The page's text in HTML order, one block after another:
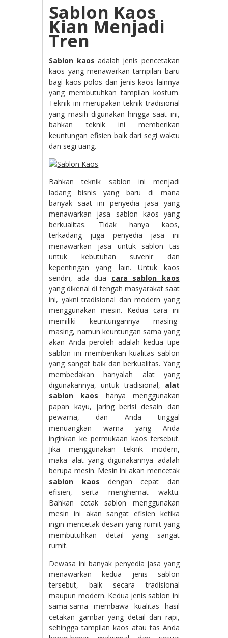
Sablon Kaos
Kian Menjadi
Tren
Sablon kaos adalah jenis pencetakan
kaos yang menawarkan tampilan baru
bagi kaos polos dan jenis kaos lainnya
yang membutuhkan tampilan kostum.
Teknik ini merupakan teknik tradisional
yang masih digunakan hingga saat ini,
bahkan teknik ini memberikan
keuntungan efisien baik dari segi waktu
dan segi uang.
Bahkan teknik sablon ini menjadi
ladang bisnis yang baru di mana
banyak saat ini penyedia jasa yang
menawarkan jasa sablon kaos yang
berkualitas. Tidak hanya kaos,
terkadang juga penyedia jasa ini
menawarkan jasa untuk sablon tas
untuk kebutuhan suvenir dan
kepentingan yang lain. Untuk kaos
sendiri, ada dua cara sablon kaos
yang dikenal di tengah masyarakat saat
ini, yakni tradisional dan modern yang
menggunakan mesin. Kedua cara ini
memiliki keuntungannya masing-
masing, namun keuntungan sama yang
akan Anda peroleh adalah kedua tipe
sablon ini memberikan kualitas sablon
yang sangat baik dan berkualitas. Yang
membedakan hanyalah alat yang
digunakannya, untuk tradisional, alat
sablon kaos hanya menggunakan
papan kayu, jaring berisi desain dan
pewarna, dan Anda tinggal
menuangkan warna yang Anda
inginkan ke permukaan kaos tersebut.
Jika menggunakan teknik modern,
maka alat yang digunakannya adalah
berupa mesin. Mesin ini akan mencetak
sablon kaos dengan cepat dan
efisien, serta menghemat waktu.
Bahkan cetak sablon menggunakan
mesin ini akan sangat efisien ketika
ingin mencetak desain yang rumit yang
membutuhkan detail yang sangat
rumit.
Dewasa ini banyak penyedia jasa yang
menawarkan kedua jenis sablon
tersebut, baik secara tradisional
maupun modern. Kedua jenis sablon ini
sama-sama membawa kualitas hasil
cetakan gambar yang detail dan rapi,
sehingga tampilan kaos atau tas Anda